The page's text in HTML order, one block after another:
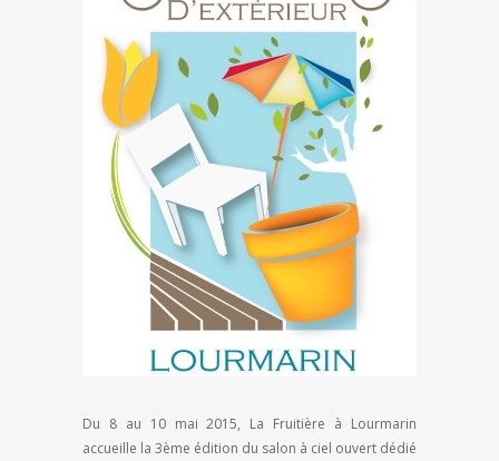
Du 8 au 10 mai 2015, La Fruitière à Lourmarin
accueille la 3ème édition du salon à ciel ouvert dédié